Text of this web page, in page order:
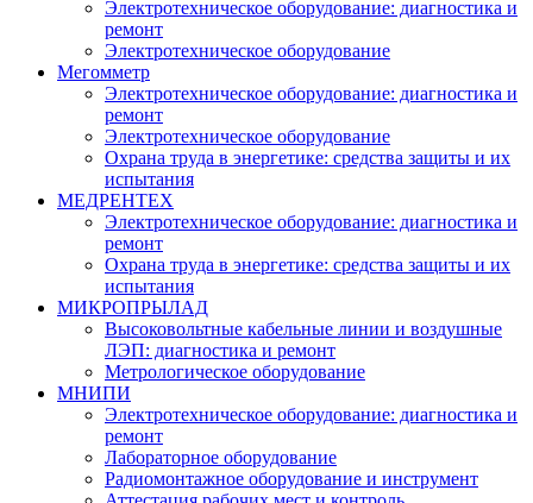
Электротехническое оборудование: диагностика и
ремонт
Электротехническое оборудование
Мегомметр
Электротехническое оборудование: диагностика и
ремонт
Электротехническое оборудование
Охрана труда в энергетике: средства защиты и их
испытания
МЕДРЕНТЕХ
Электротехническое оборудование: диагностика и
ремонт
Охрана труда в энергетике: средства защиты и их
испытания
МИКРОПРЫЛАД
Высоковольтные кабельные линии и воздушные
ЛЭП: диагностика и ремонт
Метрологическое оборудование
МНИПИ
Электротехническое оборудование: диагностика и
ремонт
Лабораторное оборудование
Радиомонтажное оборудование и инструмент